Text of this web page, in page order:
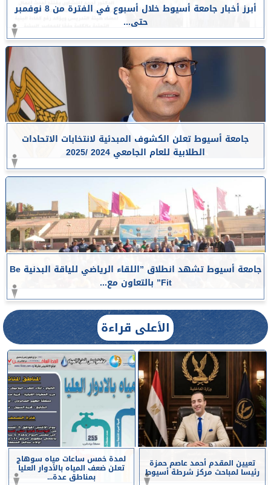
أبرز أخبار جامعة أسيوط خلال أسبوع في الفترة من 8 نوفمبر
حتى...
جامعة أسيوط تعلن الكشوف المبدئية لانتخابات الاتحادات
الطلابية للعام الجامعي 2024 /2025
جامعة أسيوط تشهد انطلاق ”اللقاء الرياضي للياقة البدنية Be
Fit” بالتعاون مع...
الأعلى قراءة
تعيين المقدم أحمد عاصم حمزة
رئيسا لمباحث مركز شرطة أسيوط
لمدة خمس ساعات مياه سوهاج
تعلن ضعف المياه بالأدوار العليا
بمناطق عدة...